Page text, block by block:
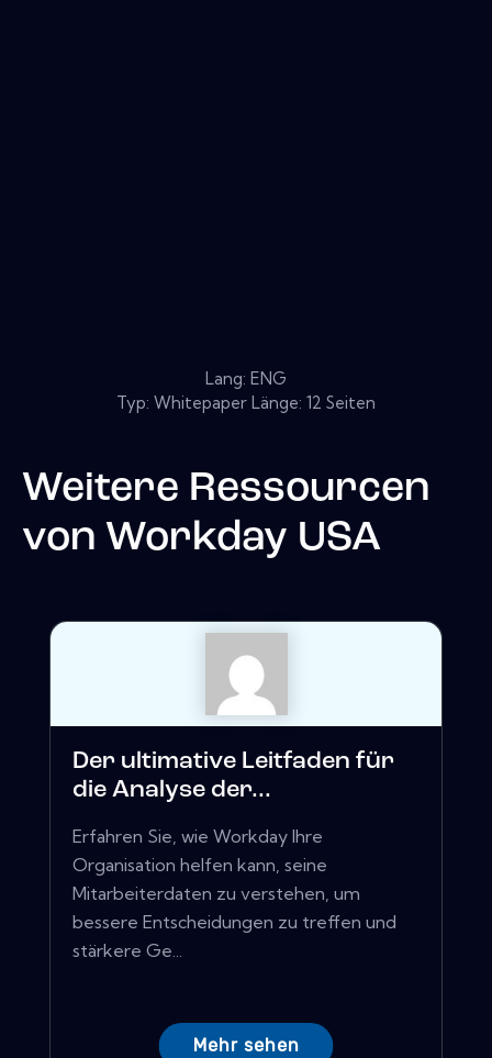
Lang: ENG
Typ: Whitepaper Länge: 12 Seiten
Weitere Ressourcen
von Workday USA
Der ultimative Leitfaden für
die Analyse der...
Erfahren Sie, wie Workday Ihre
Organisation helfen kann, seine
Mitarbeiterdaten zu verstehen, um
bessere Entscheidungen zu treffen und
stärkere Ge...
Mehr sehen